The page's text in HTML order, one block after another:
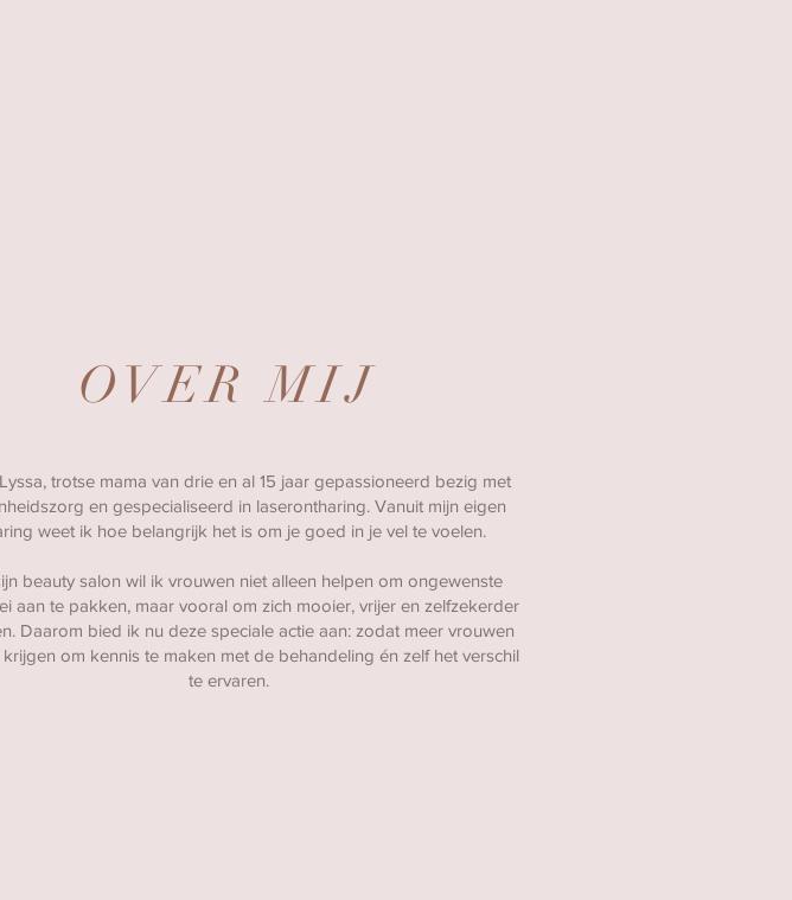
OVER MIJ
trotse mama van drie en al 15 jaar gepassioneerd bezig met
en gespecialiseerd in laserontharing. Vanuit mijn eigen
weet ik hoe belangrijk het is om je goed in je vel te voelen.
beauty salon wil ik vrouwen niet alleen helpen om ongewenste
aan te pakken, maar vooral om zich mooier, vrijer en zelfzekerder
Daarom bied ik nu deze speciale actie aan: zodat meer vrouwen
om kennis te maken met de behandeling én zelf het verschil
te ervaren.